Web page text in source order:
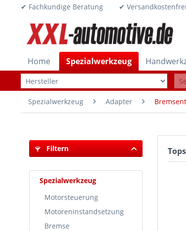
✔ Fachkundige Beratung ✔
Home Spezialwerkzeug
Spezialwerkzeug Adapter
Filtern
Spezialwerkzeug
Motorsteuerung
Motoreninstandsetzung
Bremse